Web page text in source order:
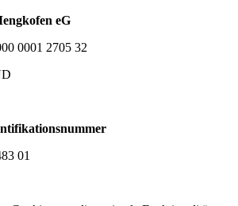
eG
0001 2705 32
01